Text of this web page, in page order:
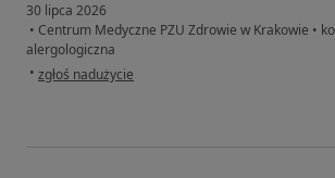
30 lipca 2026
• Centrum Medyczne PZU Zdrowie w Krakowie •
alergologiczna
• w opinii użytkownika Teresa
zgłoś nadużycie